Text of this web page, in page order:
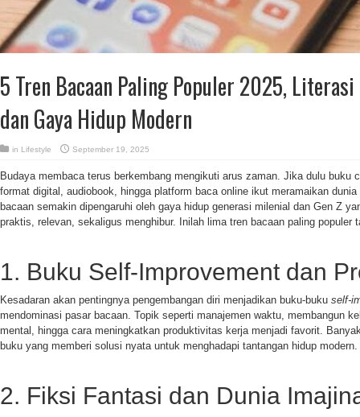
5 Tren Bacaan Paling Populer 2025,
dan Gaya Hidup Modern
in Lifestyle September 19, 2025
Budaya membaca terus berkembang mengikuti arus zaman. Jika dulu buku
format digital, audiobook, hingga platform baca online ikut meramaikan
bacaan semakin dipengaruhi oleh gaya hidup generasi milenial dan Gen Z
praktis, relevan, sekaligus menghibur. Inilah lima tren bacaan paling populer
1. Buku Self-Improvement dan
Kesadaran akan pentingnya pengembangan diri menjadikan buku-buku self-
mendominasi pasar bacaan. Topik seperti manajemen waktu, membangun
mental, hingga cara meningkatkan produktivitas kerja menjadi favorit.
buku yang memberi solusi nyata untuk menghadapi tantangan hidup modern.
2. Fiksi Fantasi dan Dunia